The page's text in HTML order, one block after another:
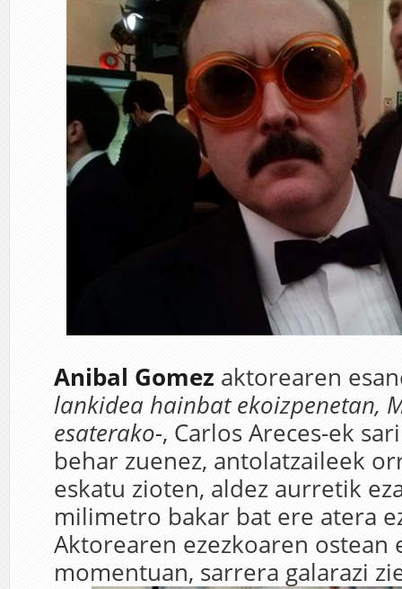
Anibal Gomez aktorearen
lankidea hainbat ekoizpenetan,
esaterako-, Carlos Areces-ek
behar zuenez, antolatzaileek
eskatu zioten, aldez aurretik
milimetro bakar bat ere atera
Aktorearen ezezkoaren ostean
momentuan, sarrera galarazi